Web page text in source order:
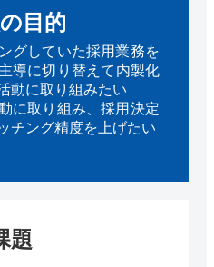
目的
グしていた採用業務を
導に切り替えて内製化
動に取り組みたい
に取り組み、採用決定
チング精度を上げたい
題